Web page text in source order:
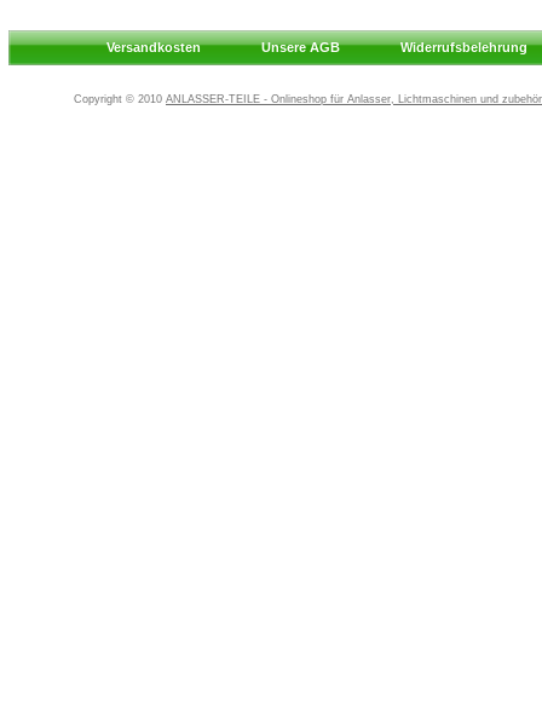
Versandkosten Unsere AGB Widerrufsbelehrung
Copyright © 2010 ANLASSER-TEILE - Onlineshop für Anlasser, Lichtmaschinen und zubehör